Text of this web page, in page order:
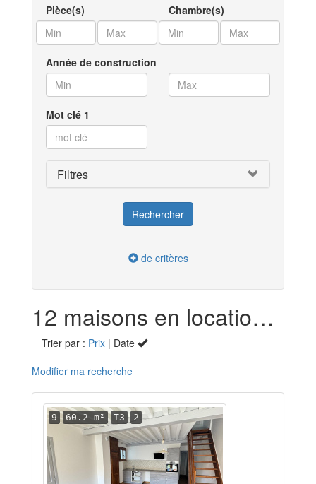
Pièce(s) Chambre(s)
Année de construction
Mot clé 1
Filtres
de critères
12 maisons en location dans l'Ardèche (07)
Trier par : Prix | Date
Modifier ma recherche
9 60.2 m² T3 2